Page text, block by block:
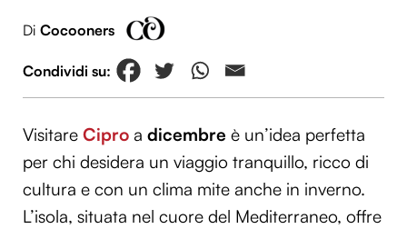
Di Cocooners
Visitare Cipro a dicembre è un’idea perfetta
per chi desidera un viaggio tranquillo, ricco di
cultura e con un clima mite anche in inverno.
L’isola, situata nel cuore del Mediterraneo, offre